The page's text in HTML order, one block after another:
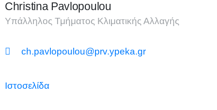
Christina Pavlopoulou
Υπάλληλος Τμήματος Κλιματικής Αλλαγής
ch.pavlopoulou@prv.ypeka.gr
Ιστοσελίδα